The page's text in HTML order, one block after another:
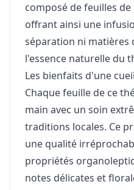
composé de feuilles de
offrant ainsi une
séparation ni matières
l'essence naturelle du
Les bienfaits d'une
Chaque feuille de ce
main avec un soin
traditions locales. Ce
une qualité
propriétés
notes délicates et